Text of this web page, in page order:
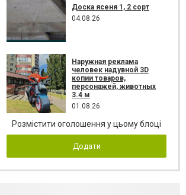
Доска ясеня 1, 2 сорт
04.08.26
Наружная реклама
человек надувной 3D
копии товаров,
персонажей, животных
3.4 м
01.08.26
Розмістити оголошення у цьому блоці
Додати